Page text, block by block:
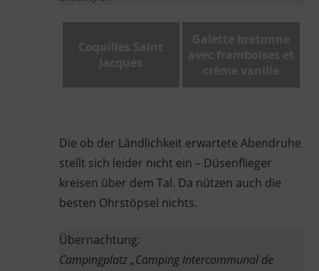
Die ob der Ländlichkeit erwartete Abendruhe
stellt sich leider nicht ein – Düsenflieger
kreisen über dem Tal. Da nützen auch die
besten Ohrstöpsel nichts.
Übernachtung:
Campingplatz „Camping Intercommunal de